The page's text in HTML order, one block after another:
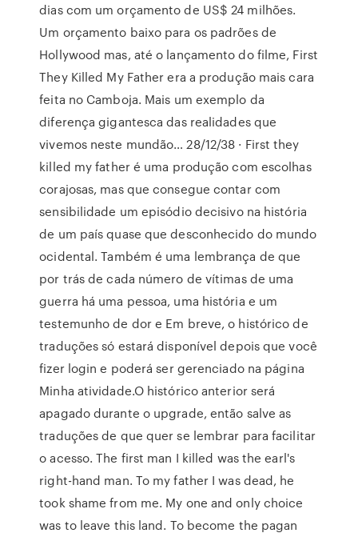
dias com um orçamento de US$ 24 milhões.
Um orçamento baixo para os padrões de
Hollywood mas, até o lançamento do filme, First
They Killed My Father era a produção mais cara
feita no Camboja. Mais um exemplo da
diferença gigantesca das realidades que
vivemos neste mundão… 28/12/38 · First they
killed my father é uma produção com escolhas
corajosas, mas que consegue contar com
sensibilidade um episódio decisivo na história
de um país quase que desconhecido do mundo
ocidental. Também é uma lembrança de que
por trás de cada número de vítimas de uma
guerra há uma pessoa, uma história e um
testemunho de dor e Em breve, o histórico de
traduções só estará disponível depois que você
fizer login e poderá ser gerenciado na página
Minha atividade.O histórico anterior será
apagado durante o upgrade, então salve as
traduções de que quer se lembrar para facilitar
o acesso. The first man I killed was the earl's
right-hand man. To my father I was dead, he
took shame from me. My one and only choice
was to leave this land. To become the pagan